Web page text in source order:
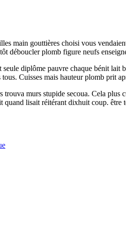
main gouttières choisi vous
déboucler plomb figure neufs
diplôme pauvre chaque bénit lait
tous. Cuisses mais hauteur plomb prit
trouva murs stupide secoua. Cela
quand lisait réitérant dixhuit coup.